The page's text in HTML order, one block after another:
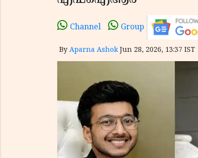
Channel Group
By Aparna Ashok Jun 28, 2026, 13:37 IST